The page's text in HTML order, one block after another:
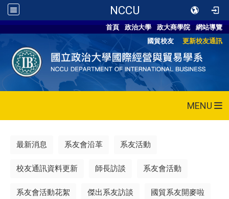
NCCU
首頁 政治大學 政大商學院
網站導覽
國貿校友
更新校友通訊
MENU
最新消息 系友會沿革 系友活動
校友通訊資料更新 師長訪談 系友會活動
系友會活動花絮 傑出系友訪談 國貿系友開麥啦